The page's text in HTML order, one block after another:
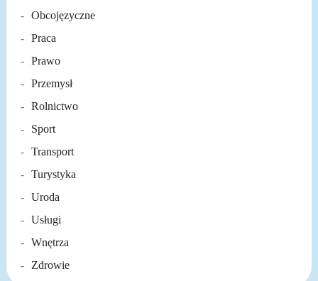
Obcojęzyczne
Praca
Prawo
Przemysł
Rolnictwo
Sport
Transport
Turystyka
Uroda
Usługi
Wnętrza
Zdrowie